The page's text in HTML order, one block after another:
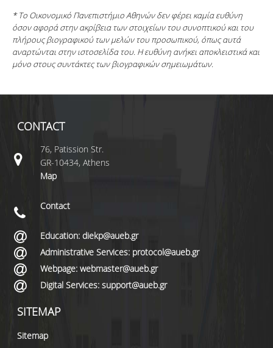
* Το Οικονομικό Πανεπιστήμιο Αθηνών δεν φέρει καμία ευθύνη
όσον αφορά στην ακρίβεια των στοιχείων του συνοπτικού και του
πλήρους βιογραφικού των μελών του προσωπικού, όπως αυτά
αναρτώνται στην ιστοσελίδα του. Η ευθύνη ανήκει αποκλειστικά και
μόνο στους συντάκτες των βιογραφικών σημειωμάτων.
CONTACT
76, Patission Str.
GR-10434, Athens
Map
Contact
Education: diekp@aueb.gr
Administrative Services: protocol@aueb.gr
Webpage: webmaster@aueb.gr
Digital Services: support@aueb.gr
SITEMAP
Sitemap